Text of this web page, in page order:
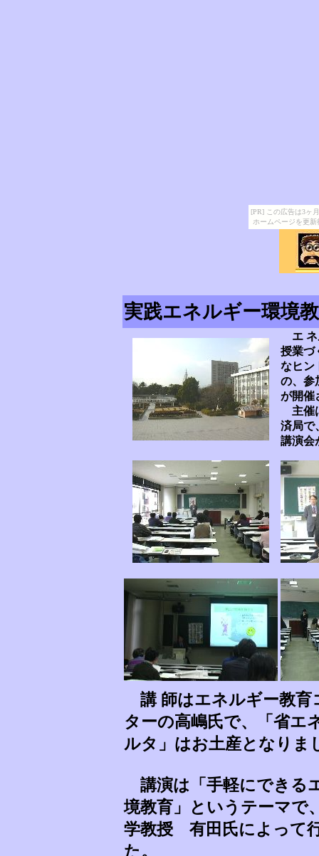
[PR] この広告は3ヶ
ホームページを更
実践エネルギー環境
エ
授業づ
なヒン
の、参
が開催
主催
済局で
講演会
講 師はエネルギー教育
ターの高嶋氏で、「省エ
ルタ」はお土産となりま
講演は「手軽にできる
境教育」というテーマで
学教授 有田氏によって
た。